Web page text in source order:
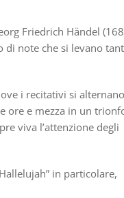
Friedrich Händel
di note che si levano
i recitativi si alternano
ore e mezza in un
viva l’attenzione degli
in particolare,